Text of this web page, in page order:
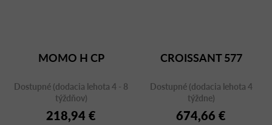
MOMO H CP
Dostupné (dodacia lehota 4 - 8
týždňov)
218,94 €
CROISSANT 577
Dostupné (dodacia lehota 4
týždne)
674,66 €